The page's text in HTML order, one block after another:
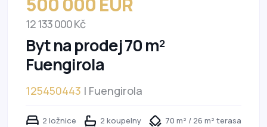
12 133 000 Kč
Byt na prodej 70 m²
Fuengirola
125450443 | Fuengirola
2 ložnice 2 koupelny 70 m² / 26 m² terasa